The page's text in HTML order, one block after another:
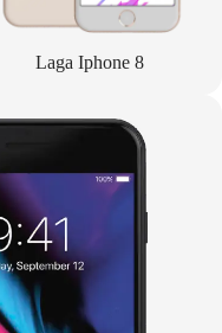
Laga Iphone 8